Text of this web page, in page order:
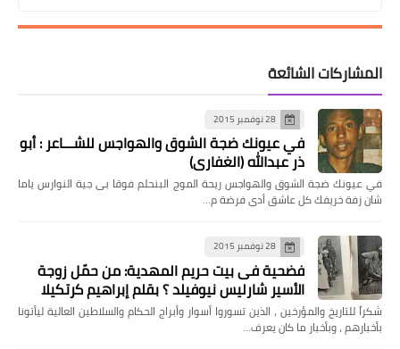
المشاركات الشائعة
28 نوفمبر 2015
في عيونك ضجة الشوق والهواجس للشـــاعر : أبو
ذر عبدالله (الغفاري)
في عيونك ضجة الشوق والهواجس ريحة الموج البنحلم فوقا بى جية النوارس ياما
شان زفة خريفك كل عاشق أدى فرضة م…
28 نوفمبر 2015
فضحية فى بيت حريم المهدية: من حمّل زوجة
الأسير شارليس نيوفيلد ؟ بقلم إبراهيم كرتكيلا
شكراً للتاريخ والمؤرخين ، الذين تسوروا أسوار وأبراج الحكام والسلاطين العالية ليأتونا
بأخبارهم ، وبأخبار ما كان يعرف…